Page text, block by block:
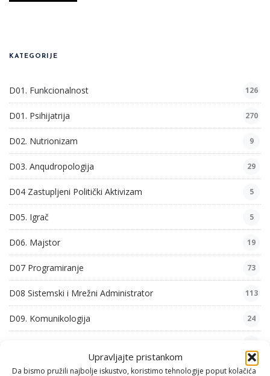
Upravljajte pristankom
Da bismo pružili najbolje iskustvo, koristimo tehnologije poput kolačića
KATEGORIJE
D01. Funkcionalnost 126
D01. Psihijatrija 270
D02. Nutrionizam 9
D03. Anqudropologija 29
D04 Zastupljeni Politički Aktivizam 5
D05. Igrač 5
D06. Majstor 19
D07 Programiranje 73
D08 Sistemski i Mrežni Administrator 113
D09. Komunikologija 24
F01. Mehanika 1 8